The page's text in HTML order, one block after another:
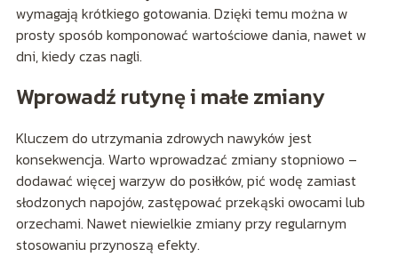
wymagają krótkiego gotowania. Dzięki temu można w
prosty sposób komponować wartościowe dania, nawet w
dni, kiedy czas nagli.
Wprowadź rutynę i małe zmiany
Kluczem do utrzymania zdrowych nawyków jest
konsekwencja. Warto wprowadzać zmiany stopniowo –
dodawać więcej warzyw do posiłków, pić wodę zamiast
słodzonych napojów, zastępować przekąski owocami lub
orzechami. Nawet niewielkie zmiany przy regularnym
stosowaniu przynoszą efekty.